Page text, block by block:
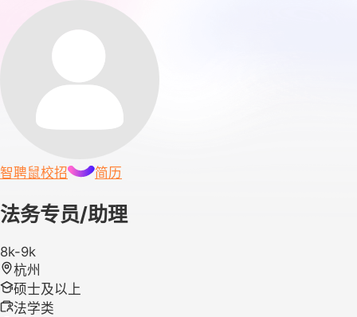
智聘鼠校招 简历
法务专员/助理
8k-9k
杭州
硕士及以上
法学类